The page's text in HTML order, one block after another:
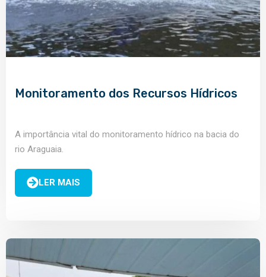
Monitoramento dos Recursos Hídricos
A importância vital do monitoramento hídrico na bacia do
rio Araguaia.
LER MAIS